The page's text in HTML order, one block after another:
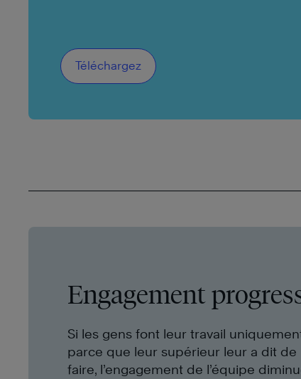
Téléchargez
Engagement
Si les gens font leur travail
parce que leur supérieur leur a dit de
faire, l’engagement de l’équipe